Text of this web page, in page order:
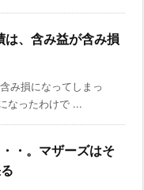
、含み益が含み損
み損になってしまっ
なったわけで ...
・。マザーズはそ